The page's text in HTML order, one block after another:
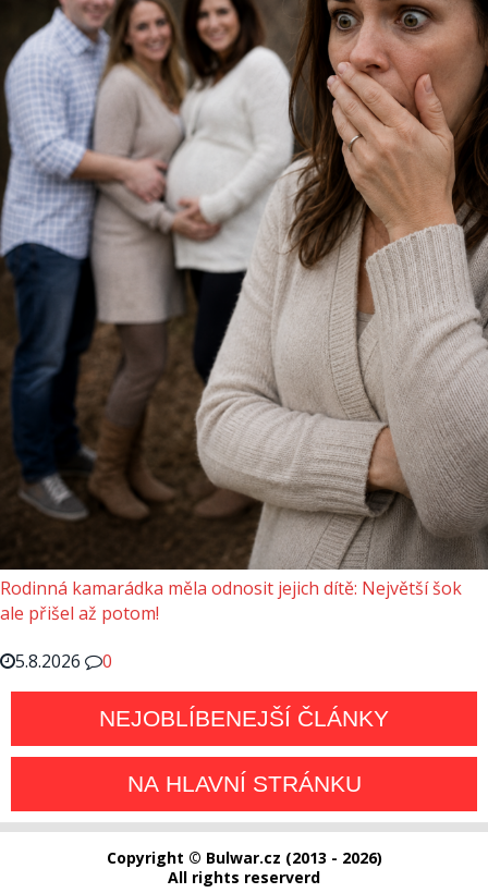
Rodinná kamarádka měla odnosit jejich dítě: Největší šok
ale přišel až potom!
5.8.2026
0
NEJOBLÍBENEJŠÍ ČLÁNKY
NA HLAVNÍ STRÁNKU
Copyright © Bulwar.cz (2013 - 2026)
All rights reserverd